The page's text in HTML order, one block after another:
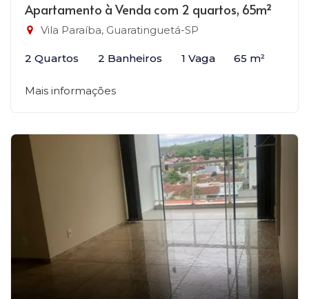
Apartamento à Venda com 2 quartos, 65m²
Vila Paraíba, Guaratinguetá-SP
2 Quartos 2 Banheiros 1 Vaga 65 m²
Mais informações